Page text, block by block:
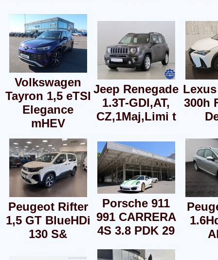
Volkswagen
Tayron 1,5 eTSI
Elegance
mHEV
Jeep Renegade
1.3T-GDI,AT,
CZ,1Maj,Limi t
300h
Peugeot Rifter
1,5 GT BlueHDi
130 S&
Porsche 911
991 CARRERA
4S 3.8 PDK 29